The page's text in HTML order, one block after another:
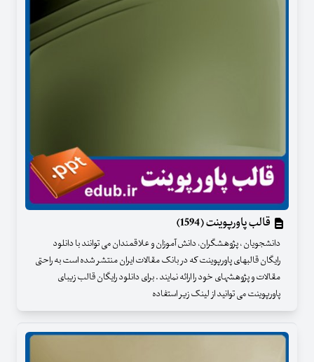
قالب پاورپوینت (1594)
دانشجویان ، پژوهشگران، دانش آموزان و علاقمندان می توانند با دانلود
رایگان قالبهای پاورپوینت که در بانک مقالات ایران منتشر شده است به راحتی
مقالات و پژوهشهای خود را ارائه نمایند . برای دانلود رایگان قالب زیبای
پاورپوینت می توانید از لینک زیر استفاده